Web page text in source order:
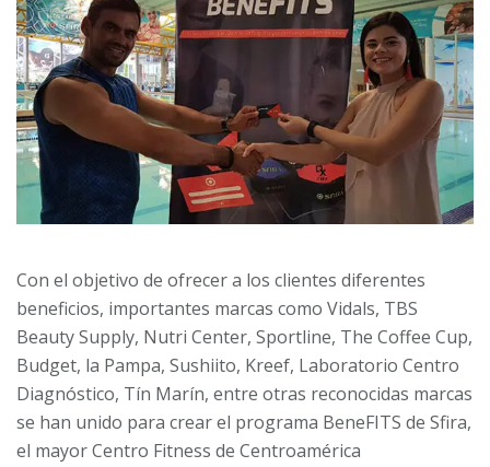
Con el objetivo de ofrecer a los clientes diferentes
beneficios, importantes marcas como Vidals, TBS
Beauty Supply, Nutri Center, Sportline, The Coffee Cup,
Budget, la Pampa, Sushiito, Kreef, Laboratorio Centro
Diagnóstico, Tín Marín, entre otras reconocidas marcas
se han unido para crear el programa BeneFITS de Sfira,
el mayor Centro Fitness de Centroamérica